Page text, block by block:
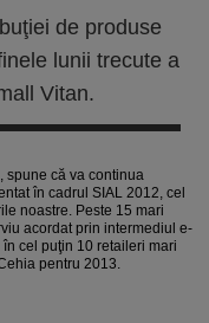
de produse
lunii trecute a
Vitan.
spune că va continua
în cadrul SIAL 2012, cel
noastre. Peste 15 mari
acordat prin intermediul e-
cel puţin 10 retaileri mari
pentru 2013.